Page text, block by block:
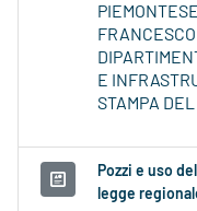
PIEMONTESE
E
STAMPA
Pozzi e uso
legge